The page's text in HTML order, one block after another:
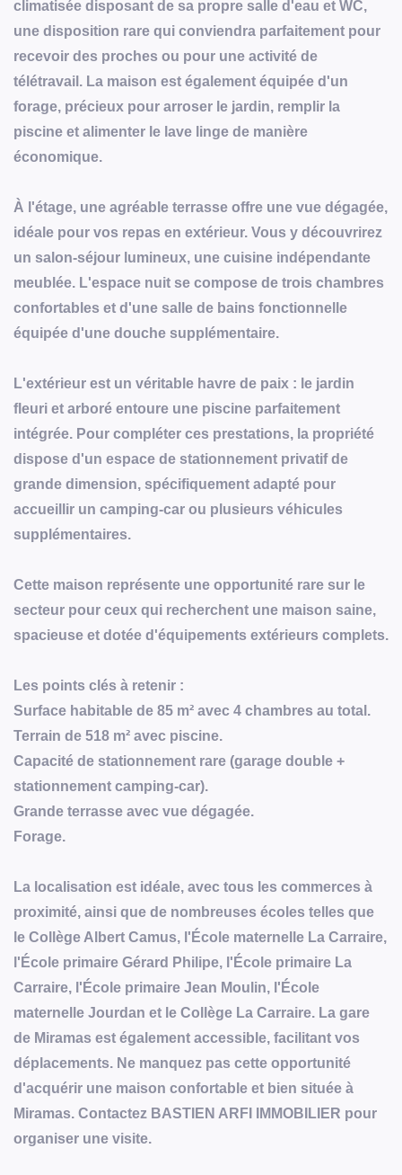
climatisée disposant de sa propre salle d'eau et WC,
une disposition rare qui conviendra parfaitement pour
recevoir des proches ou pour une activité de
télétravail. La maison est également équipée d'un
forage, précieux pour arroser le jardin, remplir la
piscine et alimenter le lave linge de manière
économique.
À l'étage, une agréable terrasse offre une vue dégagée,
idéale pour vos repas en extérieur. Vous y découvrirez
un salon-séjour lumineux, une cuisine indépendante
meublée. L'espace nuit se compose de trois chambres
confortables et d'une salle de bains fonctionnelle
équipée d'une douche supplémentaire.
L'extérieur est un véritable havre de paix : le jardin
fleuri et arboré entoure une piscine parfaitement
intégrée. Pour compléter ces prestations, la propriété
dispose d'un espace de stationnement privatif de
grande dimension, spécifiquement adapté pour
accueillir un camping-car ou plusieurs véhicules
supplémentaires.
Cette maison représente une opportunité rare sur le
secteur pour ceux qui recherchent une maison saine,
spacieuse et dotée d'équipements extérieurs complets.
Les points clés à retenir :
Surface habitable de 85 m² avec 4 chambres au total.
Terrain de 518 m² avec piscine.
Capacité de stationnement rare (garage double +
stationnement camping-car).
Grande terrasse avec vue dégagée.
Forage.
La localisation est idéale, avec tous les commerces à
proximité, ainsi que de nombreuses écoles telles que
le Collège Albert Camus, l'École maternelle La Carraire,
l'École primaire Gérard Philipe, l'École primaire La
Carraire, l'École primaire Jean Moulin, l'École
maternelle Jourdan et le Collège La Carraire. La gare
de Miramas est également accessible, facilitant vos
déplacements. Ne manquez pas cette opportunité
d'acquérir une maison confortable et bien située à
Miramas. Contactez BASTIEN ARFI IMMOBILIER pour
organiser une visite.